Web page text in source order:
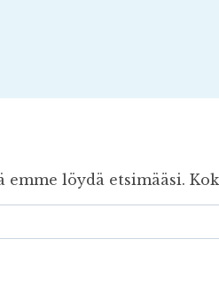
emme löydä etsimääsi.